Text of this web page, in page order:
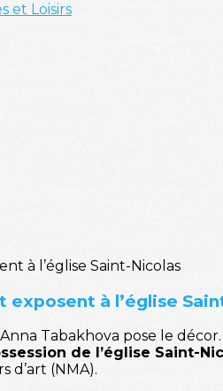
et Loisirs
exposent à l’église
Tabakhova pose le
de l’église Saint-
d’art (NMA).